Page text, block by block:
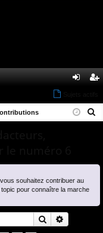
ne cri
e
h
souhaitez contribuer au
pour connaître la marche
Rechercher